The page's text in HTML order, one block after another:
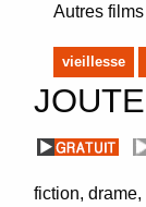
Autres
vieillesse
fiction drame